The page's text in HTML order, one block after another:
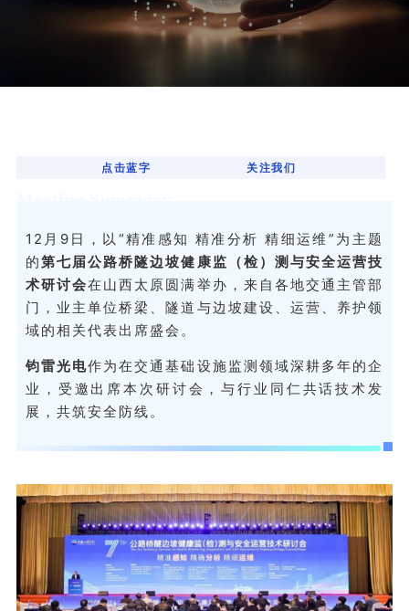
点击蓝字 关注我们
12月9日，以 “精准感知 精准分析 精细运维” 为主题
的第七届公路桥隧边坡健康监（检）测与安全运营技
术研讨会在山西太原圆满举办，来自各地交通主管部
门，业主单位桥梁、隧道与边坡建设、运营、养护领
域的相关代表出席盛会。
钧雷光电作为在交通基础设施监测领域深耕多年的企
业，受邀出席本次研讨会，与行业同仁共话技术发
展，共筑安全防线。